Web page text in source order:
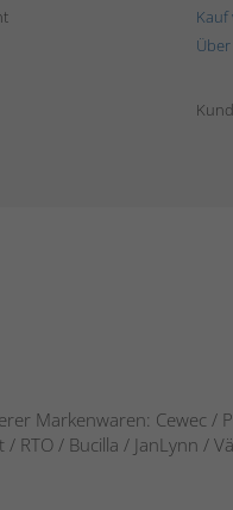
Markenwaren: Cewec /
/ RTO / Bucilla / JanLynn /